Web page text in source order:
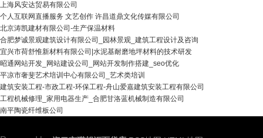
上海风安达贸易有限公司
个人互联网直播服务 文艺创作 许昌道鼎文化传媒有限公司
北京涛凯建材有限公司-生产保温材料
合肥梦诚景观建筑设计有限公司_园林景观_建筑工程设计及咨询
宜兴市荷舒惟新材料有限公司|水泥基耐磨地坪材料的技术研发
昭通网站开发_网站建设公司_网站开发制作搭建_seo优化
平凉市奢斐艺术培训中心有限公司_艺术类培训
建筑安装工程-市政工程-环保工程-舟山爱嘉建筑安装工程有限公司
工程机械修理_家用电器生产_合肥甘洛蓝机械制造有限公司
南平陶瓷纤维板公司